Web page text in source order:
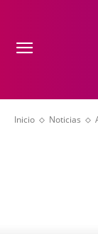
Inicio Noticias